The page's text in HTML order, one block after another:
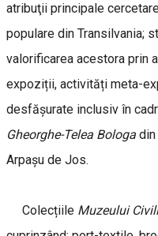
atribuţii principale
populare din Transilvania;
valorificarea acestora prin
expoziții, activități meta-
desfășurate inclusiv în
Gheorghe-Telea Bologa din
Arpașu de Jos.
Colecțiile Muzeului